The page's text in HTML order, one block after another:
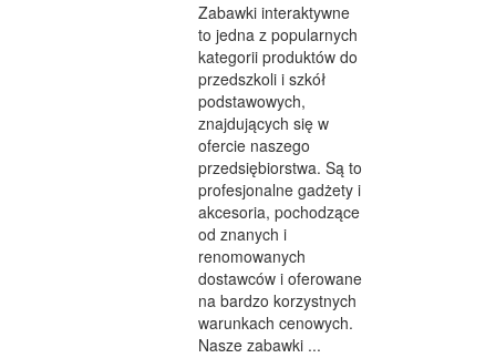
Zabawki interaktywne
to jedna z popularnych
kategorii produktów do
przedszkoli i szkół
podstawowych,
znajdujących się w
ofercie naszego
przedsiębiorstwa. Są to
profesjonalne gadżety i
akcesoria, pochodzące
od znanych i
renomowanych
dostawców i oferowane
na bardzo korzystnych
warunkach cenowych.
Nasze zabawki ...